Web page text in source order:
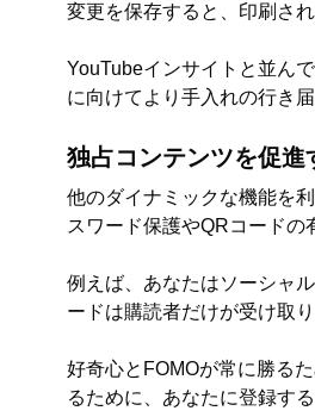
変更を保存すると、印刷さ
YouTubeインサイトと並ん
に向けてより手入れの行き
独占コンテンツを促進
他のダイナミックな機能を
スワード保護やQRコードの
例えば、あなたはソーシャ
ードは購読者だけが受け取り
好奇心とFOMOが常に勝る
るために、あなたに登録する